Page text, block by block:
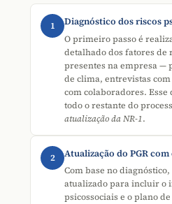
1
Diagnóstico dos riscos
O primeiro passo é
detalhado dos fatores de
presentes na empresa —
de clima, entrevistas
com colaboradores.
todo o restante do
atualização da NR-1.
2
Atualização do PGR
Com base no
atualizado para incluir o
psicossociais e o plano